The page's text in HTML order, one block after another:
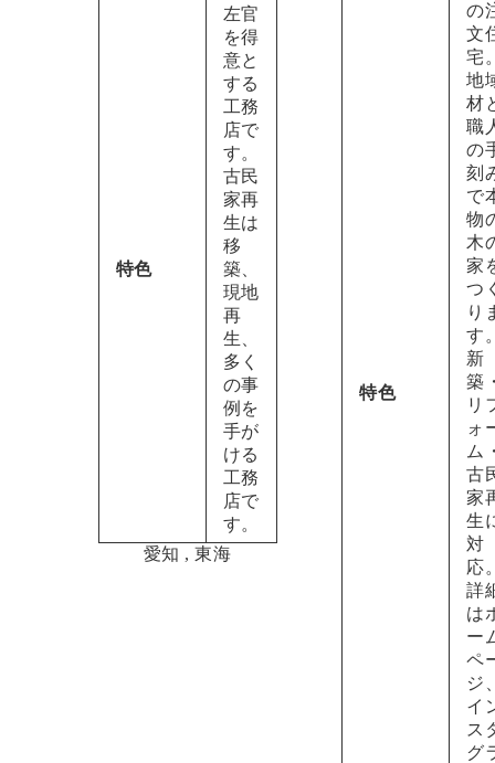
特色
左官
を得
意と
する
工務
店で
す。
古民
家再
生は
移
築、
現地
再
生、
多く
の事
例を
手が
ける
工務
店で
す。
愛知 ,東海
特色
の
文
宅
地
材
職
の
刻
で
物
木
家
つ
り
す
新
築
リ
ォ
ム
古
家
生
対
応
詳
は
ー
ペ
ジ
イ
ス
グ